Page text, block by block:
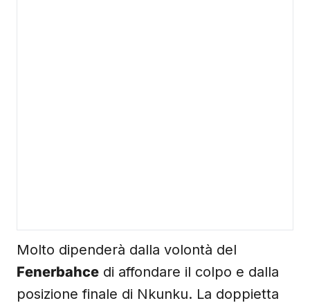
Molto dipenderà dalla volontà del
Fenerbahce di affondare il colpo e dalla
posizione finale di Nkunku. La doppietta